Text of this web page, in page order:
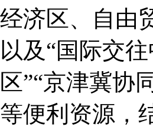
经济区、自由
以及“国际交
区”“京津冀协
等便利资源，